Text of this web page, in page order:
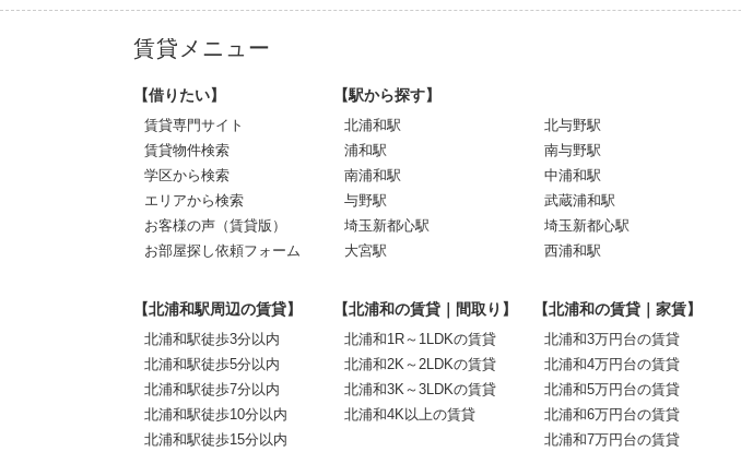
賃貸メニュー
【借りたい】
賃貸専門サイト
賃貸物件検索
学区から検索
エリアから検索
お客様の声（賃貸版）
お部屋探し依頼フォーム
【駅から探す】
北浦和駅
浦和駅
南浦和駅
与野駅
埼玉新都心駅
大宮駅
北与野駅
南与野駅
中浦和駅
武蔵浦和駅
埼玉新都心駅
西浦和駅
【北浦和駅周辺の賃貸】
北浦和駅徒歩3分以内
北浦和駅徒歩5分以内
北浦和駅徒歩7分以内
北浦和駅徒歩10分以内
北浦和駅徒歩15分以内
【北浦和の賃貸｜間取り】
北浦和1R～1LDKの賃貸
北浦和2K～2LDKの賃貸
北浦和3K～3LDKの賃貸
北浦和4K以上の賃貸
【北浦和の賃貸｜家賃】
北浦和3万円台の賃貸
北浦和4万円台の賃貸
北浦和5万円台の賃貸
北浦和6万円台の賃貸
北浦和7万円台の賃貸